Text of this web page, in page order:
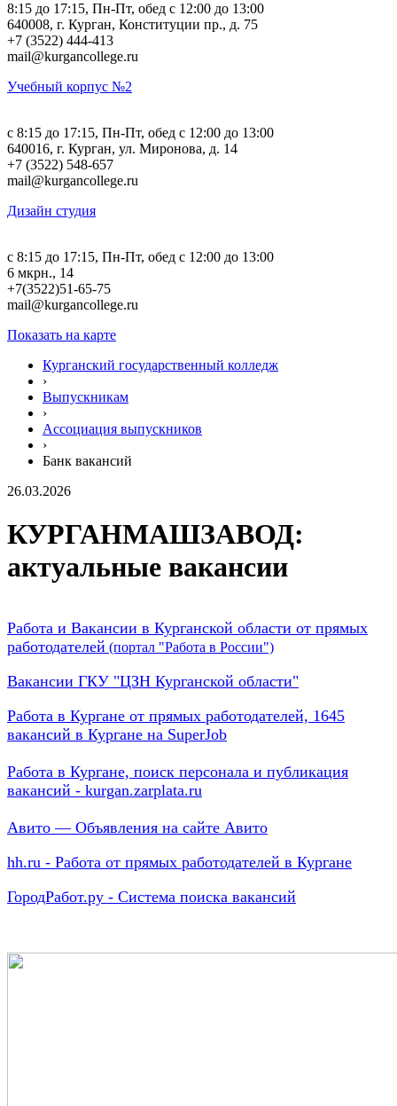
8:15 до 17:15, Пн-Пт, обед с 12:00 до 13:00
640008, г. Курган, Конституции пр., д. 75
+7 (3522) 444-413
mail@kurgancollege.ru
Учебный корпус №2
c 8:15 до 17:15, Пн-Пт, обед с 12:00 до 13:00
640016, г. Курган, ул. Миронова, д. 14
+7 (3522) 548-657
mail@kurgancollege.ru
Дизайн студия
c 8:15 до 17:15, Пн-Пт, обед с 12:00 до 13:00
6 мкрн., 14
+7(3522)51-65-75
mail@kurgancollege.ru
Показать на карте
Курганский государственный колледж
›
Выпускникам
›
Ассоциация выпускников
›
Банк вакансий
26.03.2026
КУРГАНМАШЗАВОД:
актуальные вакансии
Работа и Вакансии в Курганской области от прямых
работодателей (портал "Работа в России")
Вакансии ГКУ "ЦЗН Курганской области"
Работа в Кургане от прямых работодателей, 1645
вакансий в Кургане на SuperJob
Работа в Кургане, поиск персонала и публикация
вакансий - kurgan.zarplata.ru
Авито — Объявления на сайте Авито
hh.ru - Работа от прямых работодателей в Кургане
ГородРабот.ру - Система поиска вакансий